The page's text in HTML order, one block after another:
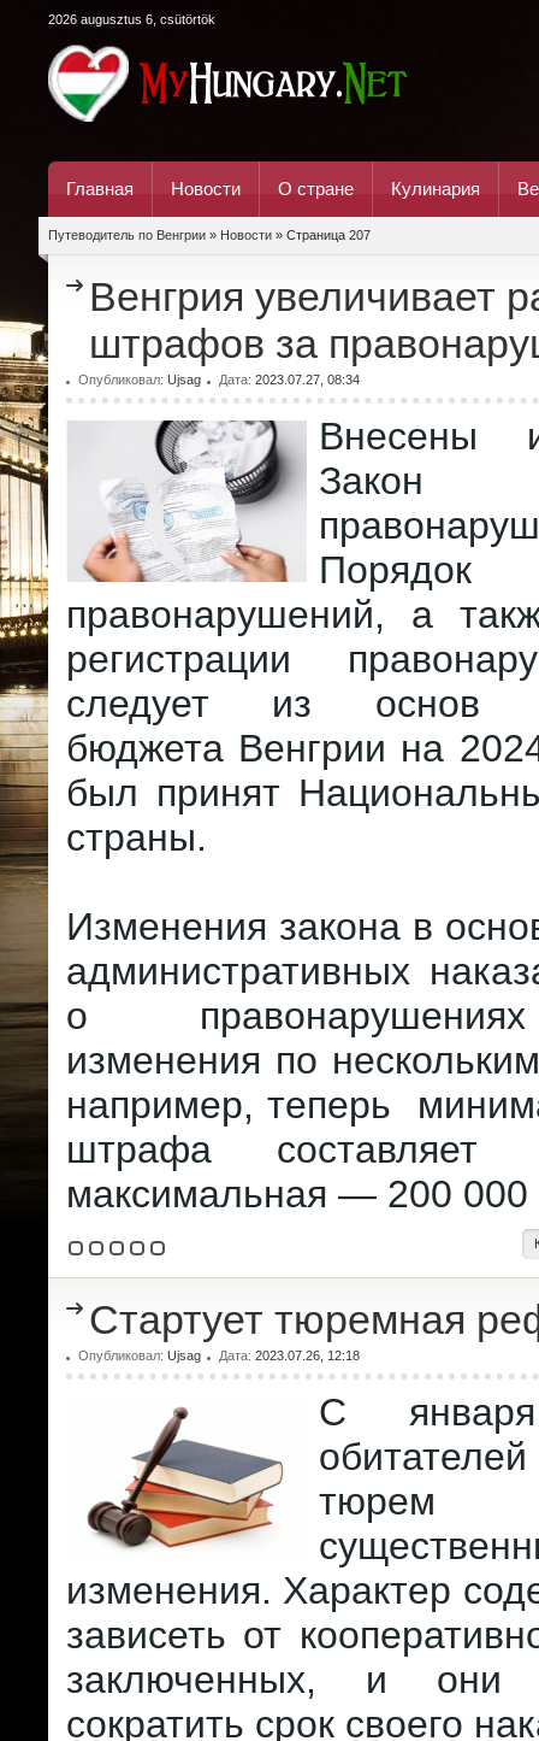
2026 augusztus 6, csütörtök
Главная Новости О стране Кулинария
Путеводитель по Венгрии » Новости » Страница 207
Венгрия увеличивает
штрафов за
Опубликовал: Ujsag Дата: 2023.07.27, 08:34
Внесены
Порядок
правонарушений, а
регистрации
следует из основ
бюджета Венгрии на
был принят
страны.
Изменения закона в
административных
о
изменения по
например, теперь
штрафа
максимальная — 200
Стартует тюремная
Опубликовал: Ujsag Дата: 2023.07.26, 12:18
С
тюрем
изменения. Характер
зависеть от
заключенных, и они
сократить срок своего